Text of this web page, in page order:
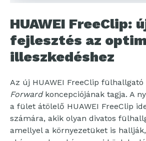
HUAWEI FreeClip:
fejlesztés az
illeszkedéshez
Az új HUAWEI FreeClip
Forwardkoncepciójának tagja. A
a fület átölelő HUAWEI FreeClip
számára, akik olyan divatos
amellyel a környezetüket is